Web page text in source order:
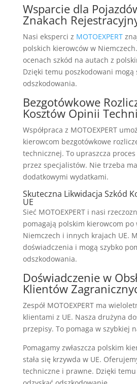
Wsparcie dla
Znakach
Nasi eksperci z MOTOEXPERT
polskich kierowców w
ocenach szkód na autach z
Dzięki temu poszkodowani mogą
odszkodowania.
Bezgotówkowe
Kosztów Opinii
Współpraca z MOTOEXPERT
kierowcom bezgotówkowe
technicznej. To upraszcza
przez specjalistów. Nie trzeba
dodatkowymi wydatkami.
Skuteczna Likwidacja Szkód
UE
Sieć MOTOEXPERT i nasi
pomagają polskim kierowcom po
Niemczech i innych krajach UE.
doświadczenia i mogą szybko
odszkodowania.
Doświadczenie w
Klientów
Zespół MOTOEXPERT ma
klientami z UE. Nasza drużyna
przepisy. To pomaga w szybkiej
Pomagamy zwłaszcza polskim
stała się krzywda w UE.
techniczne i prawne. Dzięki